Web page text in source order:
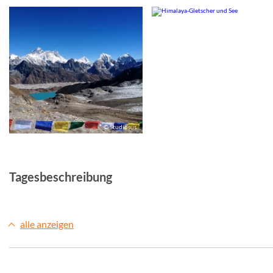
© Studiosus
Tagesbeschreibung
alle anzeigen